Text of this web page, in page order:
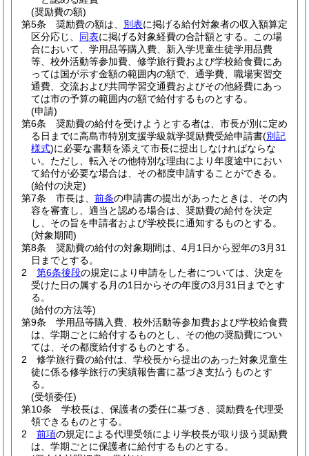
(奨励費の額)
第5条
奨励費の額は、 別表に掲げる給付対象者の収入額算定
区分応じ、 同表に掲げる対象経費の合計額とする。
この場
合において、学用品等購入費、新入学児童生徒学用品費
等、校外活動等参加費、修学旅行費および学校給食費にあ
っては国が示す金額の範囲内の額で、通学費、職場実習交
通費、交流および共同学習交通費およびその他経費にあっ
ては市の予算の範囲内の額で給付するものとする。
(申請)
第6条
奨励費の給付を受けようとする者は、市長が別に定め
る日までに高島市特別支援学級就学奨励費受給申請書(別記
様式)に必要な書類を添えて市長に提出しなければならな
い。 ただし、転入その他特別な理由により年度途中におい
て給付が必要な場合は、その都度申請することができる。
(給付の決定)
第7条
市長は、 前条の申請書の提出があったときは、その内
容を審査し、適当と認める場合は、奨励費の給付を決定
し、その旨を申請者および学校長に通知するものとする。
(対象期間)
第8条
奨励費の給付の対象期間は、4月1日から翌年の3月31
日までとする。
2
第6条後段の規定により申請をした者については、決定を
受けた日の属する月の1日からその年度の3月31日までとす
る。
(給付の方法等)
第9条
学用品等購入費、校外活動等参加費および学校給食費
は、学期ごとに給付するものとし、その他の奨励費につい
ては、その都度給付するものとする。
2
修学旅行費の給付は、学校長から提出のあった対象児童生
徒に係る修学旅行の実績報告書に基づき支払うものとす
る。
(受領委任)
第10条
学校長は、保護者の委任に基づき、奨励費を代理受
領できるものとする。
2
前項の規定による代理受領により学校長が取り扱う奨励費
は、学期ごとに保護者に給付するものとする。